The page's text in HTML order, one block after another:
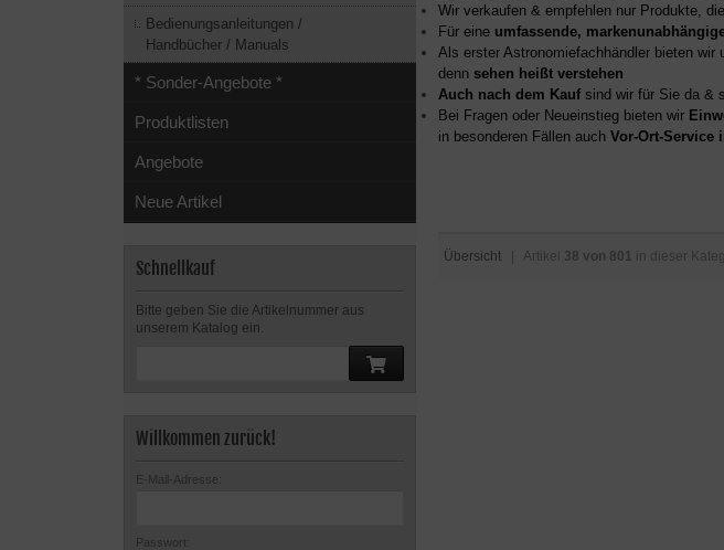
Wir verkaufen & empfehlen nur Produkte,
Für eine umfassende,
Als erster Astronomiefachhändler bieten wir
denn sehen heißt verstehen
Auch nach dem Kaufsind wir für Sie da &
Bei Fragen oder Neueinstieg bieten wir
in besonderen Fällen auch Vor-Ort-Service
Übersicht | Artikel 38 von 801 in dieser
Bedienungsanleitungen /
Handbücher / Manuals
* Sonder-Angebote *
Produktlisten
Angebote
Neue Artikel
Schnellkauf
Bitte geben Sie die Artikelnummer aus
unserem Katalog ein.
Willkommen zurück!
E-Mail-Adresse:
Passwort: